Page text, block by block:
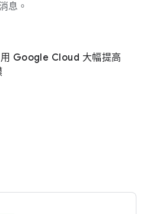
息。
Google Cloud 大幅提高